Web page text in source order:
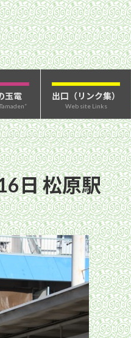
玉電 出口（リンク集）
Web site Links
日 松原駅